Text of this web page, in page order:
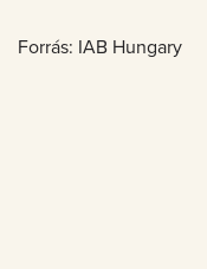
Forrás: IAB Hungary